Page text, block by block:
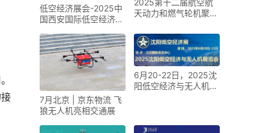
低空经济展会-2025中
国西安国际低空经济展
2025第十二届航空航
天动力和燃气轮机聚焦
7月北京 | 京东物流 飞
狼无人机亮相交通展
6月20-22日，2025沈
阳低空经济与无人机展